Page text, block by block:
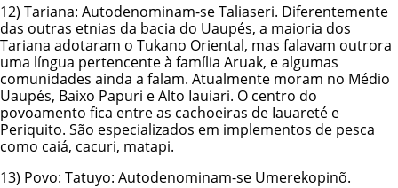
12) Tariana: Autodenominam-se Taliaseri. Diferentemente
das outras etnias da bacia do Uaupés, a maioria dos
Tariana adotaram o Tukano Oriental, mas falavam outrora
uma língua pertencente à família Aruak, e algumas
comunidades ainda a falam. Atualmente moram no Médio
Uaupés, Baixo Papuri e Alto Iauiari. O centro do
povoamento fica entre as cachoeiras de Iauareté e
Periquito. São especializados em implementos de pesca
como caiá, cacuri, matapi.
13) Povo: Tatuyo: Autodenominam-se Umerekopinõ.